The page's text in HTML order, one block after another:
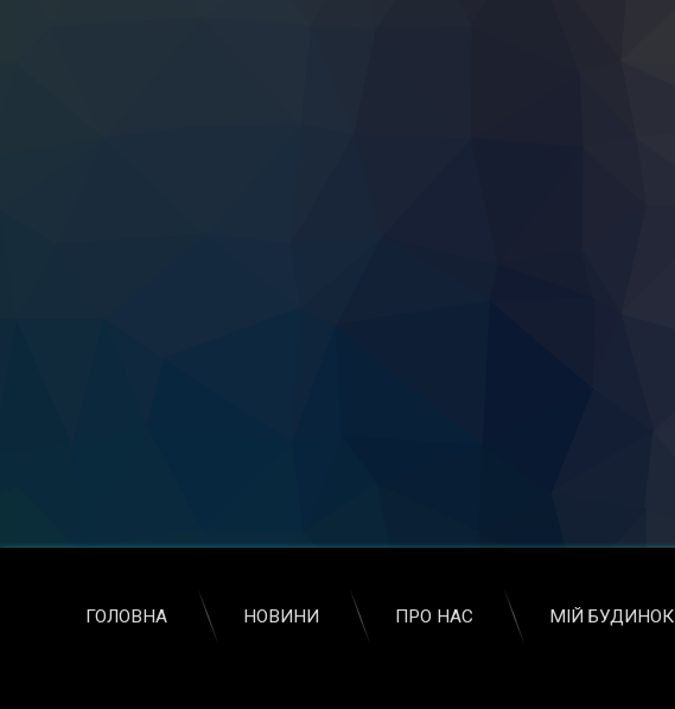
ГОЛОВНА НОВИНИ ПРО НАС МІЙ БУДИНОК